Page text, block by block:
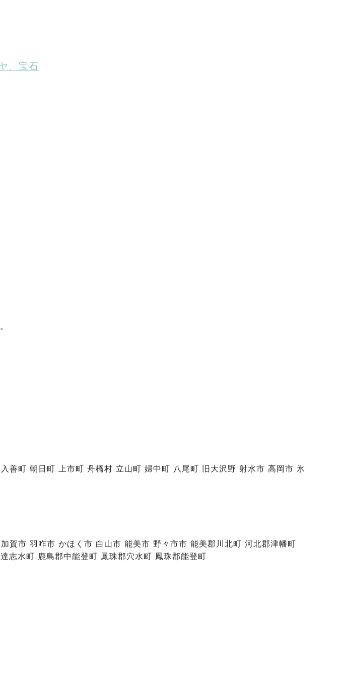
、宝石
善町 朝日町 上市町 舟橋村 立山町 婦中町 八尾町 旧大沢野 射水市 高岡市 氷
賀市 羽咋市 かほく市 白山市 能美市 野々市市 能美郡川北町 河北郡津幡町
志水町 鹿島郡中能登町 鳳珠郡穴水町 鳳珠郡能登町